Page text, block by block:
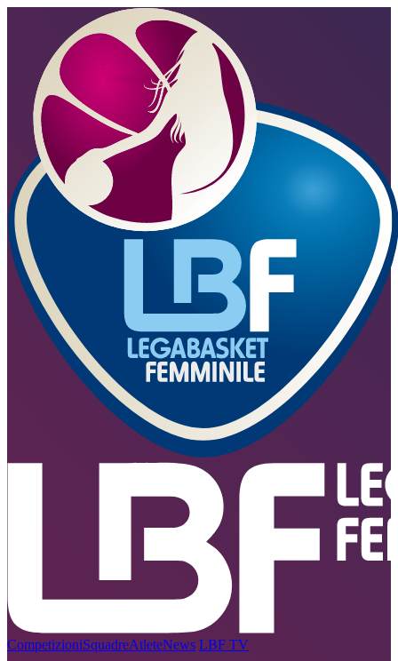
CompetizioniSquadreAtleteNews LBF TV